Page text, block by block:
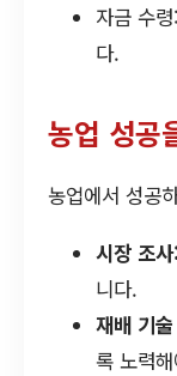
자금 수
다.
농업 성공
농업에서 성공
시장 조
니다.
재배 기
록 노력